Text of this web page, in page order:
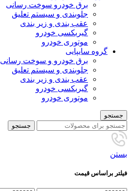
برق خودرو سوخت رسانی
جلوبندی و سیستم تعلیق
عقب بندی و زیر بندی
گیربکسی خودرو
موتوری خودرو
گروه سایپایی
برق خودرو و سوخت رسانی
جلوبندی و سیستم تعلیق
عقب بندی و زیر بندی
گیربکسی خودرو
موتوری خودرو
جستجو
جستجو
بستن
فیلتر براساس قیمت